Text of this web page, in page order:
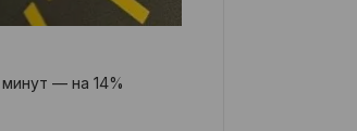
— на 14%